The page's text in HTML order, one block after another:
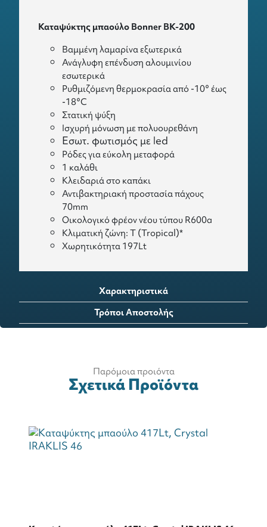
Καταψύκτης μπαούλο Bonner BK-200
Βαμμένη λαμαρίνα εξωτερικά
Ανάγλυφη επένδυση αλουμινίου
εσωτερικά
Ρυθμιζόμενη θερμοκρασία από -10° έως
-18°C
Στατική ψύξη
Ισχυρή μόνωση με πολυουρεθάνη
Εσωτ. φωτισμός με led
Ρόδες για εύκολη μεταφορά
1 καλάθι
Κλειδαριά στο καπάκι
Αντιβακτηριακή προστασία πάχους
70mm
Οικολογικό φρέον νέου τύπου R600a
Κλιματική ζώνη: T (Tropical)*
Χωρητικότητα 197Lt
Χαρακτηριστικά
Τρόποι Αποστολής
Παρόμοια προιόντα
Σχετικά Προϊόντα